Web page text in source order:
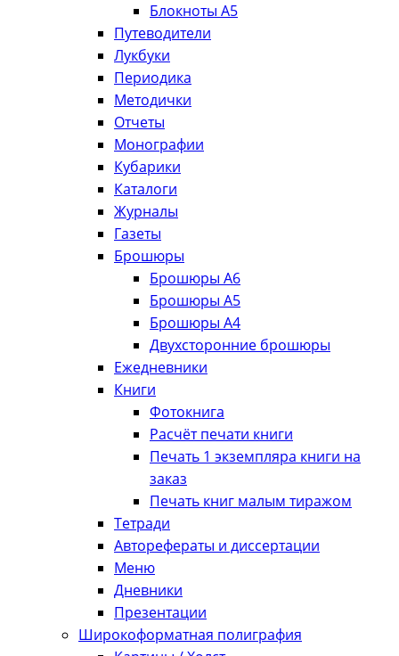
Блокноты А5
Путеводители
Лукбуки
Периодика
Методички
Отчеты
Монографии
Кубарики
Каталоги
Журналы
Газеты
Брошюры
Брошюры А6
Брошюры А5
Брошюры А4
Двухсторонние брошюры
Ежедневники
Книги
Фотокнига
Расчёт печати книги
Печать 1 экземпляра книги на
заказ
Печать книг малым тиражом
Тетради
Авторефераты и диссертации
Меню
Дневники
Презентации
Широкоформатная полиграфия